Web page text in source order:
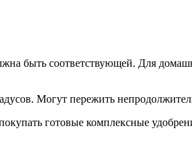
быть соответствующей. Для
Могут пережить
готовые комплексные